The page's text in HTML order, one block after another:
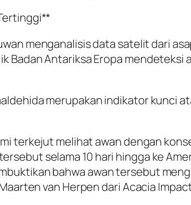
menganalisis data satelit dari
Badan Antariksa Eropa
merupakan indikator kunci
terkejut melihat awan dengan
selama 10 hari hingga ke
bahwa awan tersebut
van Herpen dari Acacia